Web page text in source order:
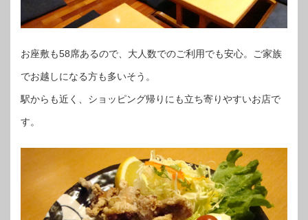
お座敷も58席あるので、大人数でのご利用でも安心。ご家族
でお越しになる方も多いそう。
駅からも近く、ショッピング帰りにも立ち寄りやすいお店で
す。